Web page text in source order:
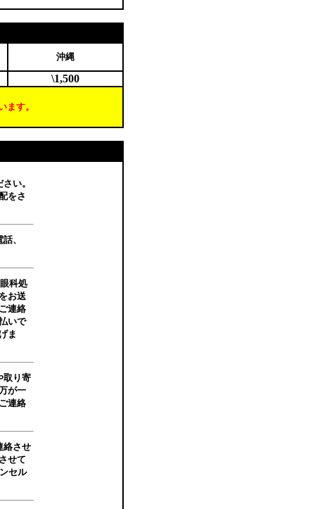
沖縄
\1,500
す。
い。
をさ
、
科処
お送
連絡
いで
ま
取り寄
が一
連絡
絡させ
せて
セル